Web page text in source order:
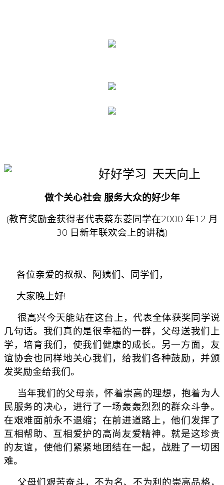
好好学习 天天向上
做个关心社会 服务大众的好少年
(教育奖励金获得者代表蔡东菱同学在2000 年12 月
30 日新年联欢会上的讲稿)
各位亲爱的叔叔、阿姨们、同学们，
大家晚上好!
很高兴今天能站在这台上，代表全体获奖同学说
几句话。我们真的是很幸福的一群，父母送我们上
学，培育我们，使我们健康的成长。另一方面，友
谊协会也同样地关心我们，给我们各种鼓励，并颁
发奖励金给我们。
当年我们的父母亲，怀着崇高的理想，抱着为人
民服务的决心，进行了一场轰轰烈烈的群众斗争。
在艰难面前永不退缩；在前进道路上，他们发挥了
互相帮助、互相爱护的高尚友爱精神。就是这珍贵
的友谊，使他们紧紧地团结在一起，战胜了一切困
难。
父母们艰苦奋斗，不为名、不为利的崇高品格，